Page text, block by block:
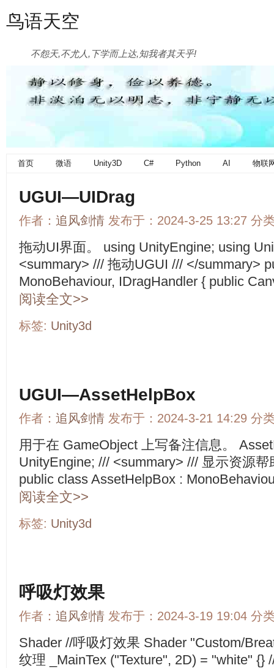
鸟语天空
不怨天,不尤人,下学而上达,知我者其天乎!
首页 微语 Unity3D C# Python AI 物联
UGUI—UIDrag
作者： 追风剑情 发布于：2024-3-25 13:27 分
拖动UI界面。 using UnityEngine; using
<summary> /// 拖动UGUI /// </summary>
MonoBehaviour, IDragHandler { public
阅读全文>>
标签: Unity3d
UGUI—AssetHelpBox
作者： 追风剑情 发布于：2024-3-21 14:29 分
用于在 GameObject 上写备注信息。
UnityEngine; /// <summary> /// 显示资源
public class AssetHelpBox :
阅读全文>>
标签: Unity3d
呼吸灯效果
作者： 追风剑情 发布于：2024-3-19 19:04 分
Shader //呼吸灯效果 Shader "Custom/
纹理 _MainTex ("Texture", 2D) = "white" {}